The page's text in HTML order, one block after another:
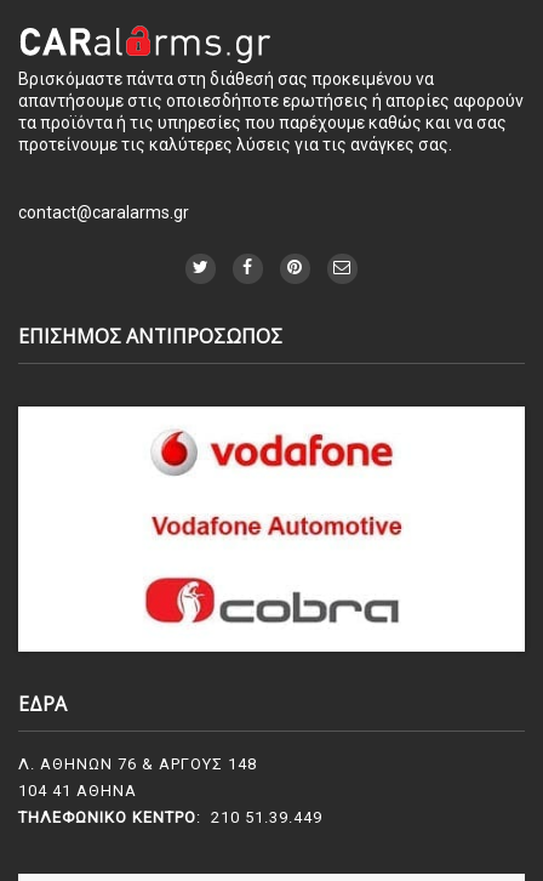
Βρισκόμαστε πάντα στη διάθεσή σας προκειμένου να
απαντήσουμε στις οποιεσδήποτε ερωτήσεις ή απορίες αφορούν
τα προϊόντα ή τις υπηρεσίες που παρέχουμε καθώς και να σας
προτείνουμε τις καλύτερες λύσεις για τις ανάγκες σας.
contact@caralarms.gr
ΕΠΙΣΗΜΟΣ ΑΝΤΙΠΡΟΣΩΠΟΣ
ΕΔΡΑ
Λ. ΑΘΗΝΩΝ 76 & ΑΡΓΟΥΣ 148
104 41 ΑΘΗΝΑ
ΤΗΛΕΦΩΝΙΚΌ ΚΈΝΤΡΟ: 210 51.39.449